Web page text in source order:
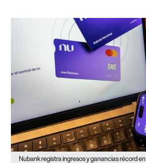
Nubank registra ingresos y ganancias récord